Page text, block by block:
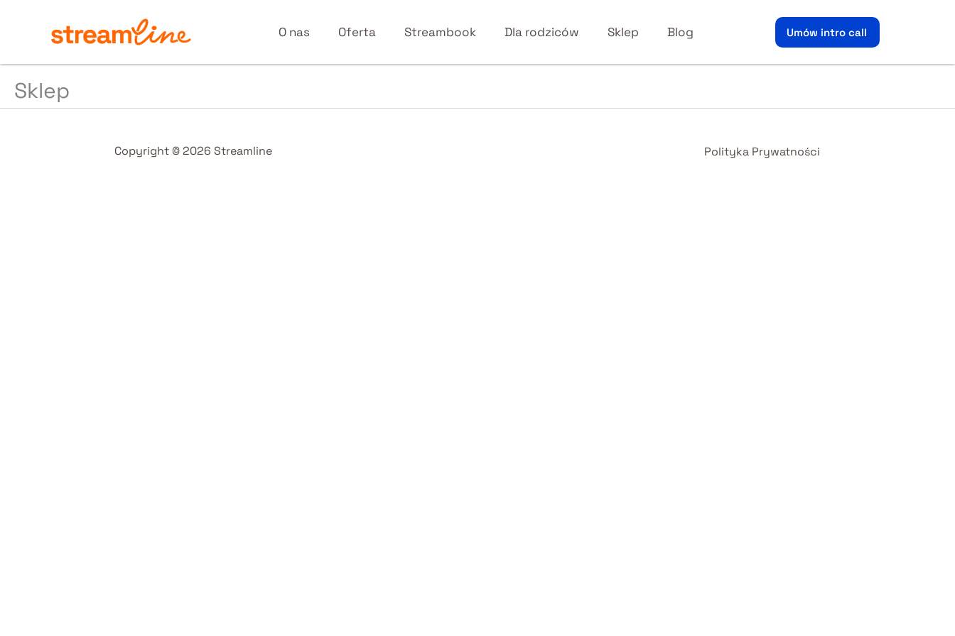
O nas Oferta Streambook Dla rodziców Sklep Blog Umów intro call
Sklep
Copyright © 2026 Streamline Polityka Prywatności